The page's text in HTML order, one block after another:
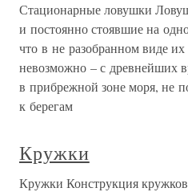
Стационарные ловушки
и постоянно стоявшие на
что в не разобранном виде
невозможно – с древнейших
в прибрежной зоне моря, не
к берегам
Кружки
Кружки Конструкция